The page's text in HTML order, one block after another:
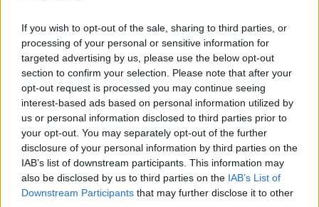
If you wish to opt-out of the sale, sharing to third parties, or
processing of your personal or sensitive information for
targeted advertising by us, please use the below opt-out
section to confirm your selection. Please note that after your
opt-out request is processed you may continue seeing
interest-based ads based on personal information utilized by
us or personal information disclosed to third parties prior to
your opt-out. You may separately opt-out of the further
disclosure of your personal information by third parties on the
IAB’s list of downstream participants. This information may
also be disclosed by us to third parties on the IAB’s List of
Downstream Participants that may further disclose it to other
Om du störs i din visualisering, t.ex. genom att den
ursprungliga versionen av drömmen tränger sig på så
öppnar du bara ögonen, tar ett djupt andetag och börjar
om.
4: Repetera
Repetition är det som gör att Image rehersal therapy
fungerar. Om du skriver ned den nya versionen av din
dröm och sedan visualiserar den en gång så kommer det